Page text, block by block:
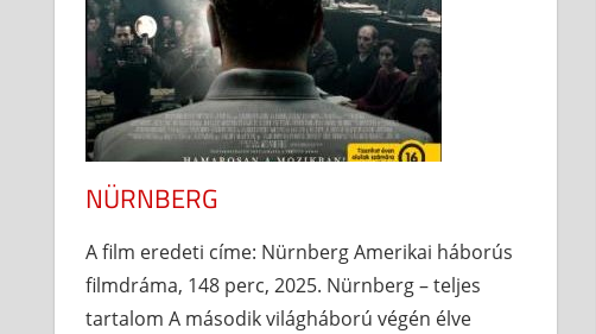
NÜRNBERG
A film eredeti címe: Nürnberg Amerikai háborús
filmdráma, 148 perc, 2025. Nürnberg – teljes
tartalom A második világháború végén élve